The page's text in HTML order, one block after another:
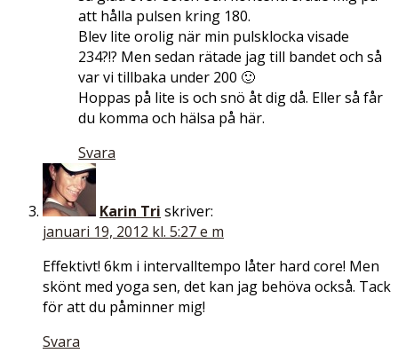
att hålla pulsen kring 180.
Blev lite orolig när min pulsklocka visade
234?!? Men sedan rätade jag till bandet och så
var vi tillbaka under 200 🙂
Hoppas på lite is och snö åt dig då. Eller så får
du komma och hälsa på här.
Svara
Karin Tri skriver:
januari 19, 2012 kl. 5:27 e m
Effektivt! 6km i intervalltempo låter hard core! Men
skönt med yoga sen, det kan jag behöva också. Tack
för att du påminner mig!
Svara